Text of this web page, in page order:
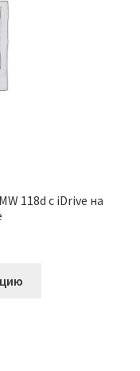
118d с iDrive на